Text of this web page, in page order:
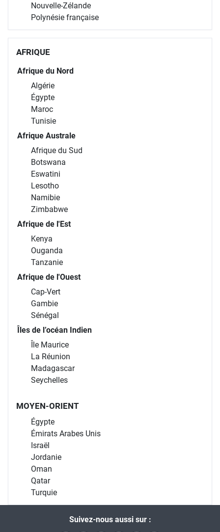
Nouvelle-Zélande
Polynésie française
AFRIQUE
Afrique du Nord
Algérie
Égypte
Maroc
Tunisie
Afrique Australe
Afrique du Sud
Botswana
Eswatini
Lesotho
Namibie
Zimbabwe
Afrique de l'Est
Kenya
Ouganda
Tanzanie
Afrique de l'Ouest
Cap-Vert
Gambie
Sénégal
Îles de l’océan Indien
Île Maurice
La Réunion
Madagascar
Seychelles
MOYEN-ORIENT
Égypte
Émirats Arabes Unis
Israël
Jordanie
Oman
Qatar
Turquie
Suivez-nous aussi sur :